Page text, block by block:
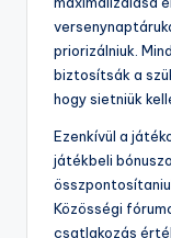
priorizálniuk.
biztosítsák a
hogy sietniük
Ezenkívül a
játékbeli
Közösségi
csatlakozás